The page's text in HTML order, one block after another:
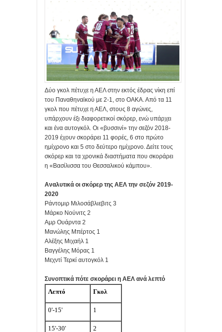
Δύο γκολ πέτυχε η ΑΕΛ στην εκτός έδρας νίκη επί
του Παναθηναϊκού με 2-1, στο ΟΑΚΑ. Από τα 11
γκολ που πέτυχε η ΑΕΛ, στους 8 αγώνες,
υπάρχουν έξι διαφορετικοί σκόρερ, ενώ υπάρχει
και ένα αυτογκόλ. Οι «βυσσινί» την σεζόν 2018-
2019 έχουν σκοράρει 11 φορές, 6 στο πρώτο
ημίχρονο και 5 στο δεύτερο ημίχρονο. Δείτε τους
σκόρερ και τα χρονικά διαστήματα που σκοράρει
η «Βασίλισσα του Θεσσαλικού κάμπου».
Αναλυτικά οι σκόρερ της ΑΕΛ την σεζόν 2019-
2020
Ράντομιρ Μιλοσάβλιεβιτς 3
Μάρκο Νούνιτς 2
Αμρ Ουάρντα 2
Μανώλης Μπέρτος 1
Αλέξης Μιχαήλ 1
Βαγγέλης Μόρας 1
Μεχντί Τερκί αυτογκόλ 1
Συνοπτικά πότε σκοράρει η ΑΕΛ ανά λεπτό
Λεπτό Γκολ
0'-15' 1
15'-30' 2